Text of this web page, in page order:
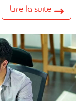
Lire la suite